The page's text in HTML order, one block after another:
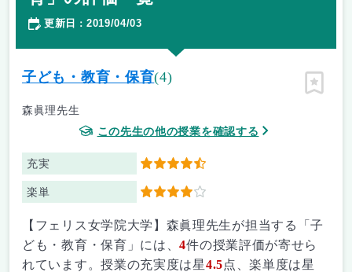
更新日 ： 2019/04/03
子ども・教育・保育(4)
森眞理先生
この先生の他の授業を確認する
充実 4.5
楽単 4
ピン留
【フェリス女学院大学】森眞理先生が担当する「子
ども・教育・保育」には、4件の授業評価が寄せら
れています。授業の充実度は星4.5点、楽単度は星